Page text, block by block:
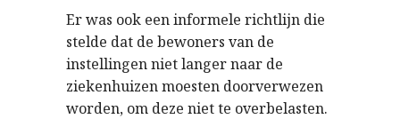
Er was ook een informele richtlijn die
stelde dat de bewoners van de
instellingen niet langer naar de
ziekenhuizen moesten doorverwezen
worden, om deze niet te overbelasten.